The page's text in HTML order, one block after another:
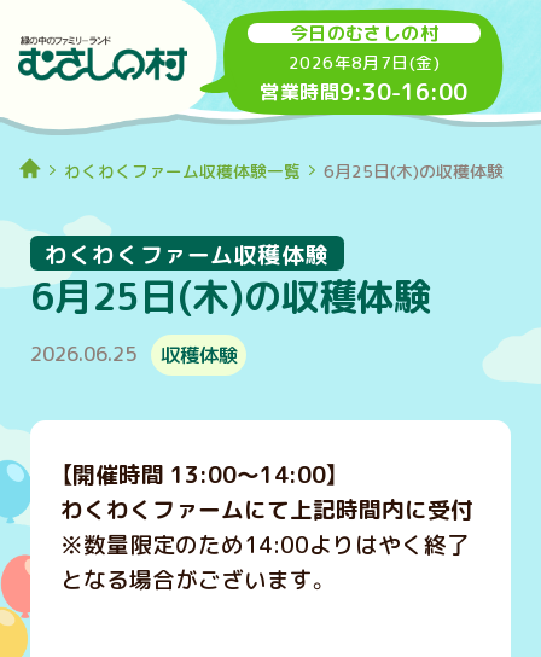
今日のむさしの村
2026年8月7日(金)
営業時間9:30-16:00
わくわくファーム収穫体験一覧 6月25日(木)の収穫体験
6月25日(木)の収穫体験
わくわくファーム収穫体験
2026.06.25 収穫体験
【開催時間 13:00～14:00】
わくわくファームにて上記時間内に受付
※数量限定のため14:00よりはやく終了
となる場合がございます。